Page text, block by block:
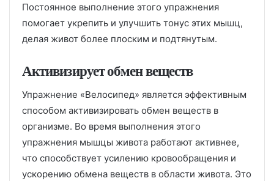
Постоянное выполнение этого упражнения
помогает укрепить и улучшить тонус этих мышц,
делая живот более плоским и подтянутым.
Активизирует обмен веществ
Упражнение «Велосипед» является эффективным
способом активизировать обмен веществ в
организме. Во время выполнения этого
упражнения мышцы живота работают активнее,
что способствует усилению кровообращения и
ускорению обмена веществ в области живота. Это